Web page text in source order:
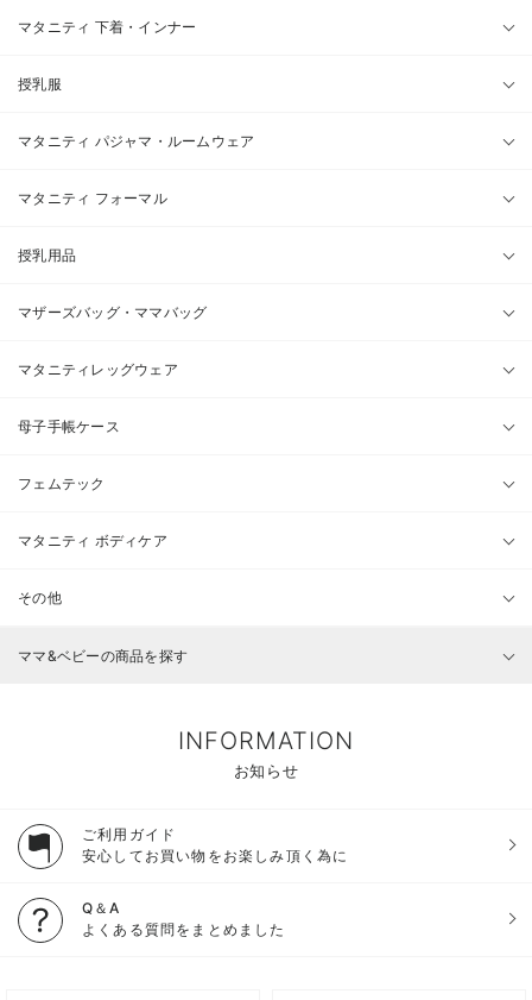
マタニティ 下着・インナー
授乳服
マタニティ パジャマ・ルームウェア
マタニティ フォーマル
授乳用品
マザーズバッグ・ママバッグ
マタニティレッグウェア
母子手帳ケース
フェムテック
マタニティ ボディケア
その他
ママ&ベビーの商品を探す
INFORMATION
お知らせ
ご利用ガイド
安心してお買い物をお楽しみ頂く為に
Q＆A
よくある質問をまとめました